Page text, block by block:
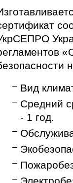
Вид
Средний
- 1 год.